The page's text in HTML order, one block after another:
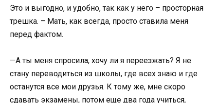
Это и выгодно, и удобно, так как у него – просторная
трешка. – Мать, как всегда, просто ставила меня
перед фактом.
—А ты меня спросила, хочу ли я переезжать? Я не
стану переводиться из школы, где всех знаю и где
останутся все мои друзья. К тому же, мне скоро
сдавать экзамены, потом еще два года учиться,